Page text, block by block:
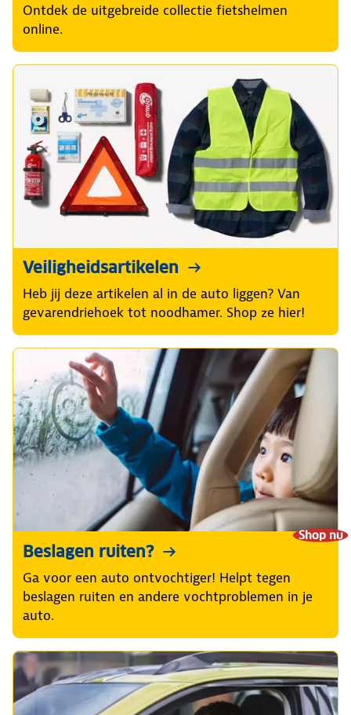
Ontdek de uitgebreide collectie fietshelmen
online.
Veiligheidsartikelen
Heb jij deze artikelen al in de auto liggen? Van
gevarendriehoek tot noodhamer. Shop ze hier!
Shop nu
Beslagen ruiten?
Ga voor een auto ontvochtiger! Helpt tegen
beslagen ruiten en andere vochtproblemen in je
auto.